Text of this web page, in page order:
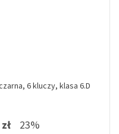
6 kluczy, klasa 6.D
23%